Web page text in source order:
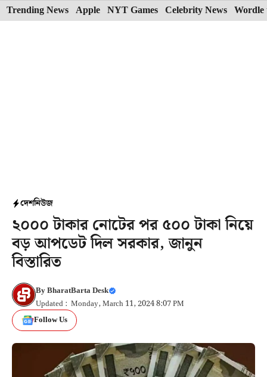
Skip
to
Trending News Apple NYT Games Celebrity News Wordle
দেশনিউজ
২০০০ টাকার নোটের পর ৫০০ টাকা নিয়ে
বড় আপডেট দিল সরকার, জানুন
বিস্তারিত
ByBharatBarta Desk
Updated : Monday, March 11, 2024 8:07 PM
Follow Us